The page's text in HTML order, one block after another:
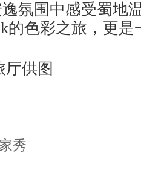
氛围中感受蜀地
的色彩之旅，更
厅供图
秀